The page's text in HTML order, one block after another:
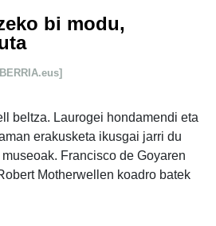
bi modu,
beltza. Laurogei hondamendi eta
erakusketa ikusgai jarri du
Francisco de Goyaren
Motherwellen koadro batek